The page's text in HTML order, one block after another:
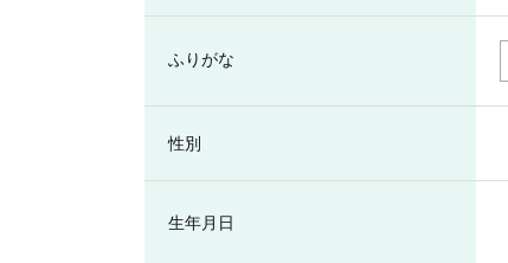
ふりがな
性別
生年月日